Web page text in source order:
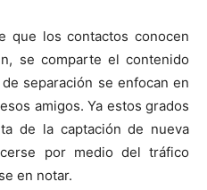
que los contactos conocen
se comparte el contenido
separación se enfocan en
amigos. Ya estos grados
de la captación de nueva
por medio del tráfico
en notar.